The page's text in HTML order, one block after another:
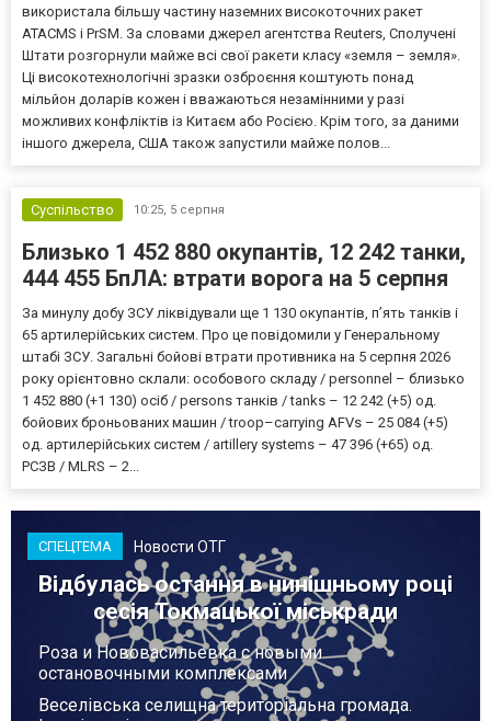
використала більшу частину наземних високоточних ракет
ATACMS і PrSM. За словами джерел агентства Reuters, Сполучені
Штати розгорнули майже всі свої ракети класу «земля – земля».
Ці високотехнологічні зразки озброєння коштують понад
мільйон доларів кожен і вважаються незамінними у разі
можливих конфліктів із Китаєм або Росією. Крім того, за даними
іншого джерела, США також запустили майже полов...
Суспільство 10:25, 5 серпня
Близько 1 452 880 окупантів, 12 242 танки,
444 455 БпЛА: втрати ворога на 5 серпня
За минулу добу ЗСУ ліквідували ще 1 130 окупантів, пʼять танків і
65 артилерійських систем. Про це повідомили у Генеральному
штабі ЗСУ. Загальні бойові втрати противника на 5 серпня 2026
року орієнтовно склали: особового складу / personnel – близько
1 452 880 (+1 130) осіб / persons танків / tanks – 12 242 (+5) од.
бойових броньованих машин / troop–carrying AFVs – 25 084 (+5)
од. артилерійських систем / artillery systems – 47 396 (+65) од.
РСЗВ / MLRS – 2...
СПЕЦТЕМА Новости ОТГ
Відбулась остання в нинішньому році
сесія Токмацької міськради
Роза и Нововасильевка с новыми
остановочными комплексами
Веселівська селищна територіальна громада.